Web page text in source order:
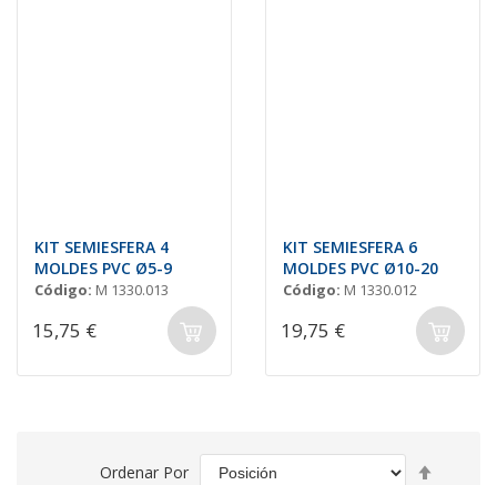
KIT SEMIESFERA 4
MOLDES PVC Ø5-9
Código: M 1330.013
15,75 €
KIT SEMIESFERA 6
MOLDES PVC Ø10-20
Código: M 1330.012
19,75 €
Ordenar Por